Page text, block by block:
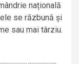
națională
se răzbună și
sau mai târziu.